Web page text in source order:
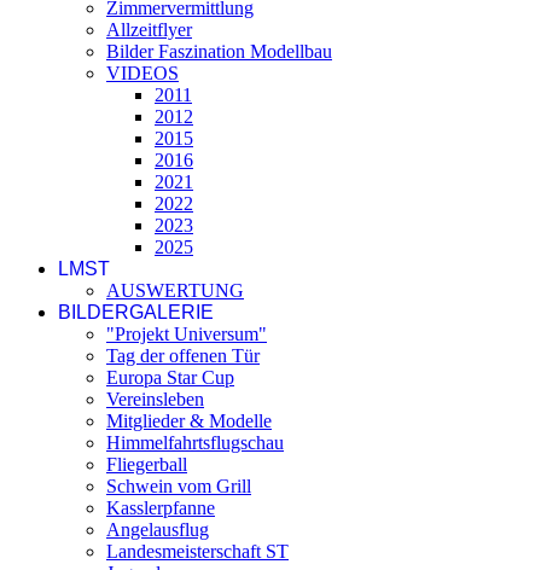
Zimmervermittlung
Allzeitflyer
Bilder Faszination Modellbau
VIDEOS
2011
2012
2015
2016
2021
2022
2023
2025
LMST
AUSWERTUNG
BILDERGALERIE
"Projekt Universum"
Tag der offenen Tür
Europa Star Cup
Vereinsleben
Mitglieder & Modelle
Himmelfahrtsflugschau
Fliegerball
Schwein vom Grill
Kasslerpfanne
Angelausflug
Landesmeisterschaft ST